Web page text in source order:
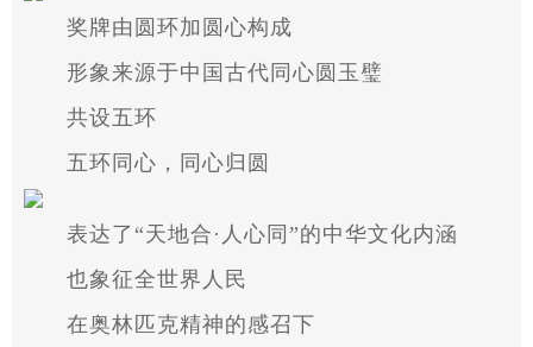
奖牌由圆环加圆心构成
形象来源于中国古代同心圆玉璧
共设五环
五环同心，同心归圆
表达了“天地合·人心同”的中华文化内涵
也象征全世界人民
在奥林匹克精神的感召下